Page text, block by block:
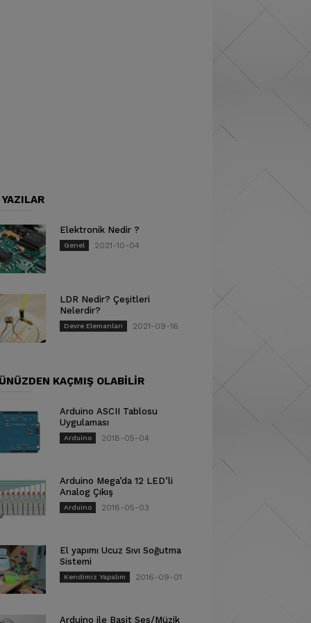
Elektronik Nedir ?
Genel 2021-10-04
LDR Nedir? Çeşitleri
Nelerdir?
Devre Elemanları 2021-09-16
KAÇMIŞ OLABILIR
Arduino ASCII Tablosu
Uygulaması
Arduino 2018-05-04
Arduino Mega’da 12 LED’li
Analog Çıkış
Arduino 2018-05-03
El yapımı Ucuz Sıvı Soğutma
Sistemi
Kendimiz Yapalım 2016-09-01
Arduino ile Basit Ses/Müzik